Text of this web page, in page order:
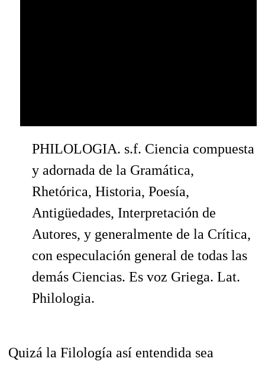
PHILOLOGIA. s.f. Ciencia compuesta
y adornada de la Gramática,
Rhetórica, Historia, Poesía,
Antigüedades, Interpretación de
Autores, y generalmente de la Crítica,
con especulación general de todas las
demás Ciencias. Es voz Griega. Lat.
Philologia.
Quizá la Filología así entendida sea